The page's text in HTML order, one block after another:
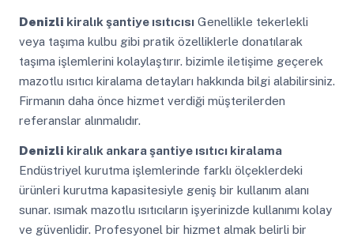
Denizli kiralık şantiye ısıtıcısıGenellikle tekerlekli
veya taşıma kulbu gibi pratik özelliklerle donatılarak
taşıma işlemlerini kolaylaştırır. bizimle iletişime geçerek
mazotlu ısıtıcı kiralama detayları hakkında bilgi alabilirsiniz.
Firmanın daha önce hizmet verdiği müşterilerden
referanslar alınmalıdır.
Denizli kiralık ankara şantiye ısıtıcı kiralama
Endüstriyel kurutma işlemlerinde farklı ölçeklerdeki
ürünleri kurutma kapasitesiyle geniş bir kullanım alanı
sunar. ısımak mazotlu ısıtıcıların işyerinizde kullanımı kolay
ve güvenlidir. Profesyonel bir hizmet almak belirli bir